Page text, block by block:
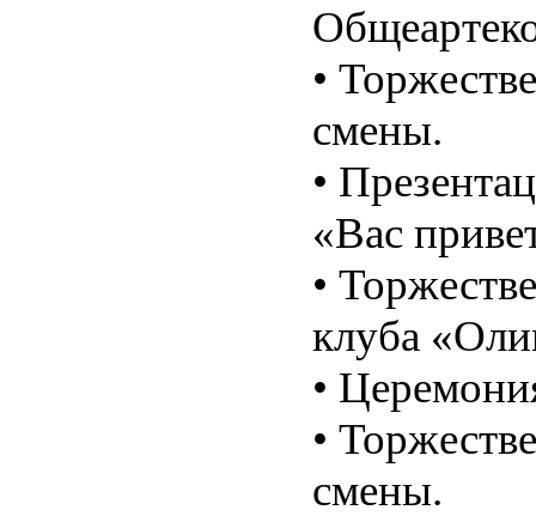
•
смены.
•
«Вас
•
клуба
•
•
смены.